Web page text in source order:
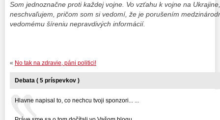
Som jednoznačne proti každej vojne. Vo vzťahu k vojne na
neschvaľujem, pričom som si vedomí, že je porušením
vedomému šíreniu nepravdivých informácií.
« No tak na zdravie, páni politici!
Debata ( 5 príspevkov )
Hlavne napisal to, co nechcu tvoji sponzori... ...